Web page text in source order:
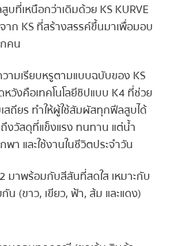
ที่เหนือกว่าเดิมด้วย KS KURVE
าก KS ที่สร้างสรรค์ขึ้นมาเพื่อมอบ
คน
วามเรียบหรูตามแบบฉบับของ KS
วังคือเทคโนโลยีชิปแบบ K4 ที่ช่วย
สถียร ทำให้ผู้ใช้สัมผัสทุกฟีลสูบได้
งวัสดุที่แข็งแรง ทนทาน แต่น้ำ
า และใช้งานในชีวิตประจำวัน
มาพร้อมกับสีสันที่สดใส เหมาะกับ
(ขาว, เขียว, ฟ้า, ส้ม และแดง)